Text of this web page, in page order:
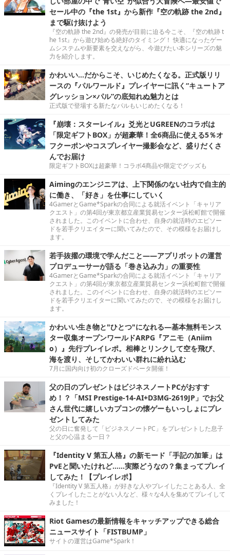
セール中の『the 1st』から新作『空の軌跡 the 2nd』
まで駆け抜けよう
『空の軌跡 the 2nd』の発売が目前に迫る今こそ、『空の軌跡 t
he 1st』から遊び始める絶好のタイミング！ 快適になったゲー
ムシステムや新要素を交えながら、今遊びたい本シリーズの魅
力を紹介します。
かわいい…だからこそ、いじめたくなる。正式版リリ
ースの『パルワールド』プレイヤーに訊く“キュートア
グレッション×パル”の底知れぬ魅力とは
正式版で登場する新たなパルもいじめたくなる！
『崩壊：スターレイル』爻光とUGREENのコラボは
「限定ギフトBOX」が超豪華！全6商品に使える5％オ
フクーポンやコスプレイヤー撮影会など、盛りだくさ
んでお届け
限定ギフトBOXは超豪華！コラボ4商品や限定でグッズも
Aimingのエンジニアは、上下関係のない社内で自主的
に働き、「好き」を仕事にしていく
4GamerとGame*Sparkの合同による就活イベント「キャリア
クエスト」の第4回が東京都立産業貿易センター浜松町館で開催
されました。このイベントに合わせ、自身の就活時のエピソー
ドを若手クリエイターに聞いてみたので、その模様をお届けし
ます。
若手抜擢の環境で学んだこと――アプリボットの運営
プロデューサーが語る「巻き込み力」の重要性
4GamerとGame*Sparkの合同による就活イベント「キャリア
クエスト」の第4回が東京都立産業貿易センター浜松町館で開催
されました。このイベントに合わせ、自身の就活時のエピソー
ドを若手クリエイターに聞いてみたので、その模様をお届けし
ます。
かわいい生き物と"ひとつ"になれる―基本無料モンス
ター収集オープンワールドARPG『アニモ（Aniim
o）』先行プレイレポ。相棒とリンクして空を飛び、
海を渡り、そしてかわいい群れに紛れ込む
7月に国内向け初のクローズドベータ開催！
父の日のプレゼントはビジネスノートPCがおすす
め！？「MSI Prestige-14-AI+D3MG-2619JP」でお父
さん世代に嬉しいカプコンの懐ゲーもいっしょにプレ
ゼントしてみた
父の日に奮発して「ビジネスノートPC」をプレゼントした息子
と父の心温まる一日？
『Identity V 第五人格』の新モード「手記の加筆」は
PvEと聞いたけれど……実際どうなの？集まってプレイ
してみた！【プレイレポ】
『Identity V 第五人格』が好きな人やプレイしたことある人、全
くプレイしたことがない人など、様々な4人を集めてプレイして
みました！
Riot Gamesの最新情報をキャッチアップできる総合
ニュースサイト「FISTBUMP」
サイトの運営はGame*Spark！